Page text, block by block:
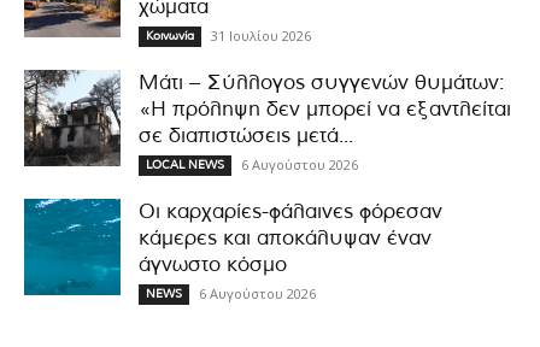
χώματα
Κοινωνία 31 Ιουλίου 2026
Μάτι – Σύλλογος συγγενών θυμάτων:
«Η πρόληψη δεν μπορεί να εξαντλείται
σε διαπιστώσεις μετά...
LOCAL NEWS 6 Αυγούστου 2026
Οι καρχαρίες-φάλαινες φόρεσαν
κάμερες και αποκάλυψαν έναν
άγνωστο κόσμο
NEWS 6 Αυγούστου 2026